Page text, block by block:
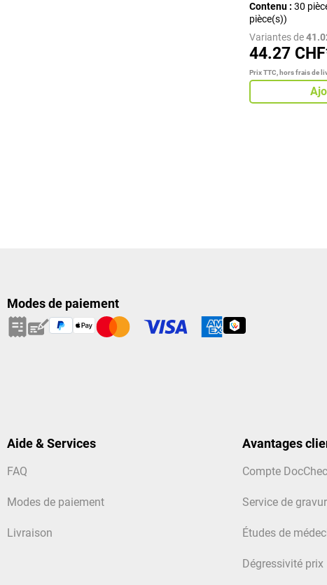
Contenu : 30
pièce(s))
Variantes de
44.27
Prix TTC, hors frais de
Modes de paiement
Aide & Services
FAQ
Modes de paiement
Livraison
Avantages
Compte
Service de
Études de
Dégressivité prix